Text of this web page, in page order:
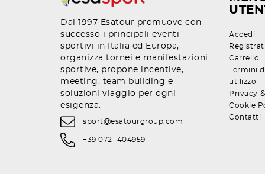
Dal 1997 Esatour promuove con
successo i principali eventi
sportivi in Italia ed Europa,
organizza tornei e manifestazioni
sportive, propone incentive,
meeting, team building e
soluzioni viaggio per ogni
esigenza.
sport@esatourgroup.com
+39 0721 404959
Accedi
Carrello
Termini
utilizzo
Privacy
Cookie
Contatti